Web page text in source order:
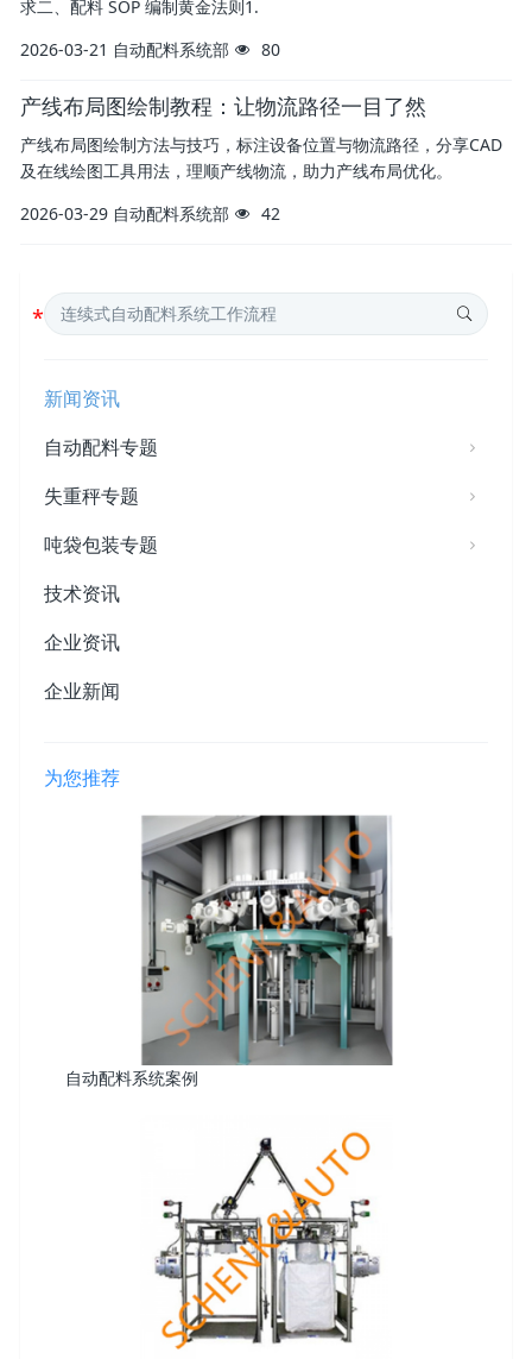
求二、配料 SOP 编制黄金法则1.
2026-03-21 自动配料系统部 80
产线布局图绘制教程：让物流路径一目了然
产线布局图绘制方法与技巧，标注设备位置与物流路径，分享CAD
及在线绘图工具用法，理顺产线物流，助力产线布局优化。
2026-03-29 自动配料系统部 42
新闻资讯
自动配料专题
失重秤专题
吨袋包装专题
技术资讯
企业资讯
企业新闻
为您推荐
自动配料系统案例